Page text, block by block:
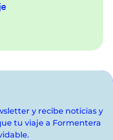
y recibe noticias y
tu viaje a Formentera